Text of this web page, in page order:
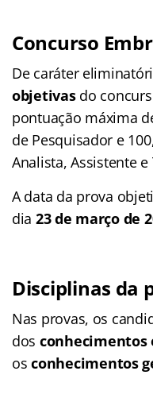
Concurso
De caráter
objetivasdo
pontuação máxima
de Pesquisador e
Analista, Assistente e
A data da prova
dia 23 de março de
Disciplinas da
Nas provas, os
dos conhecimentos
osconhecimentos